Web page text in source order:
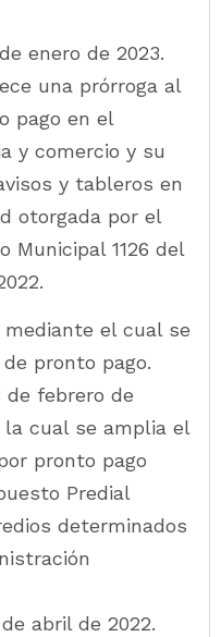
enero de 2023.
una prórroga al
pago en el
y comercio y su
y tableros en
otorgada por el
Municipal 1126 del
mediante el cual se
pronto pago.
de febrero de
la cual se amplia el
pronto pago
Predial
determinados
abril de 2022.